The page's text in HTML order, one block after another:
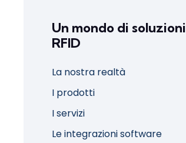
Un mondo di soluzioni
RFID
La nostra realtà
I prodotti
I servizi
Le integrazioni software